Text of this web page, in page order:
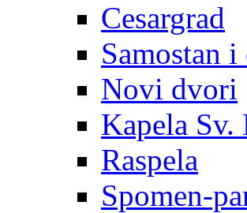
Cesargrad
Samostan
Novi dvori
Kapela
Raspela
Spomen-